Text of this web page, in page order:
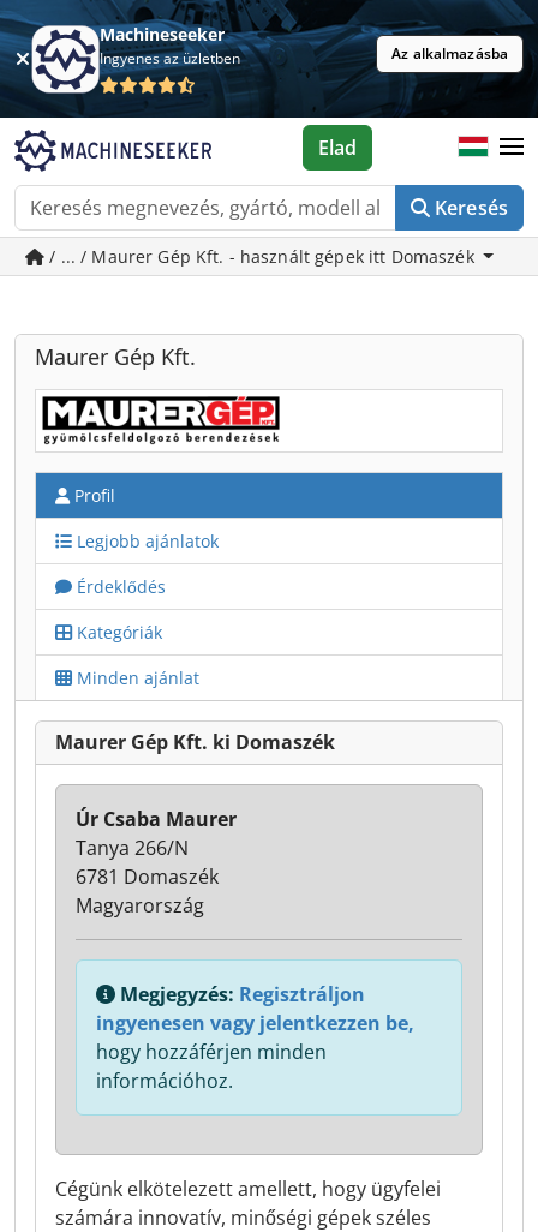
Machineseeker
Ingyenes az üzletben Az alkalmazásba
Keresés
Elad
/ ... / Maurer Gép Kft. - használt gépek itt Domaszék
Maurer Gép Kft.
Profil
Legjobb ajánlatok
Érdeklődés
Kategóriák
Minden ajánlat
Maurer Gép Kft. ki Domaszék
Cégünk elkötelezett amellett, hogy ügyfelei
számára innovatív, minőségi gépek széles
Úr Csaba Maurer
Tanya 266/N
6781 Domaszék
Magyarország
Megjegyzés: Regisztráljon
ingyenesen vagy jelentkezzen be,
hogy hozzáférjen minden
információhoz.